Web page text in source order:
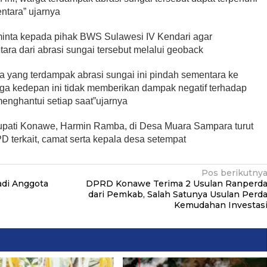
ujarnya
kepada pihak BWS Sulawesi IV Kendari agar
dari abrasi sungai tersebut melalui geoback
yang terdampak abrasi sungai ini pindah sementara ke
kedepan ini tidak memberikan dampak negatif terhadap
setiap saat”ujarnya
Konawe, Harmin Ramba, di Desa Muara Sampara turut
terkait, camat serta kepala desa setempat
Anggota
Pos berikutnya
DPRD Konawe Terima 2 Usulan Ranperda
dari Pemkab, Salah Satunya Usulan Perda
Kemudahan Investasi